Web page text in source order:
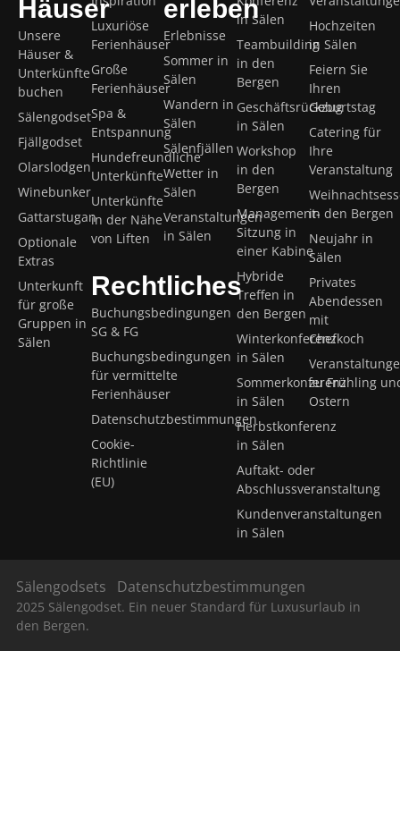
Häuser
Unsere
Häuser &
Unterkünfte
buchen
Sälengodset
Fjällgodset
Olarslodgen
Winebunker
Gattarstugan
Optionale
Extras
Unterkunft
für große
Gruppen in
Sälen
Luxuriöse
Ferienhäuser
Große
Ferienhäuser
Spa &
Entspannung
Hundefreundliche
Unterkünfte
Unterkünfte
in der Nähe
von Liften
Rechtliches
Buchungsbedingungen
SG & FG
Buchungsbedingungen
für vermittelte
Ferienhäuser
Datenschutzbestimmungen
Cookie-
Richtlinie
(EU)
erleben
Erlebnisse
Sommer in
Sälen
Wandern in
Sälen
Sälenfjällen
Wetter in
Sälen
Veranstaltungen
in Sälen
in Sälen
Teambuilding
in den
Bergen
Geschäftsrückzug
in Sälen
Workshop
in den
Bergen
Management-
Sitzung in
einer Kabine
Hybride
Treffen in
den Bergen
Winterkonferenz
in Sälen
Sommerkonferenz
in Sälen
Herbstkonferenz
in Sälen
Auftakt- oder
Abschlussveranstaltung
Kundenveranstaltungen
in Sälen
Hochzeiten
in Sälen
Feiern Sie
Ihren
Geburtstag
Catering für
Ihre
Veranstaltung
in den Bergen
Neujahr in
Sälen
Privates
Abendessen
mit
Chefkoch
zu Frühling
Ostern
2025 Sälengodset. Ein neuer Standard für Luxusurlaub in
den Bergen.
Sälengodsets Datenschutzbestimmungen